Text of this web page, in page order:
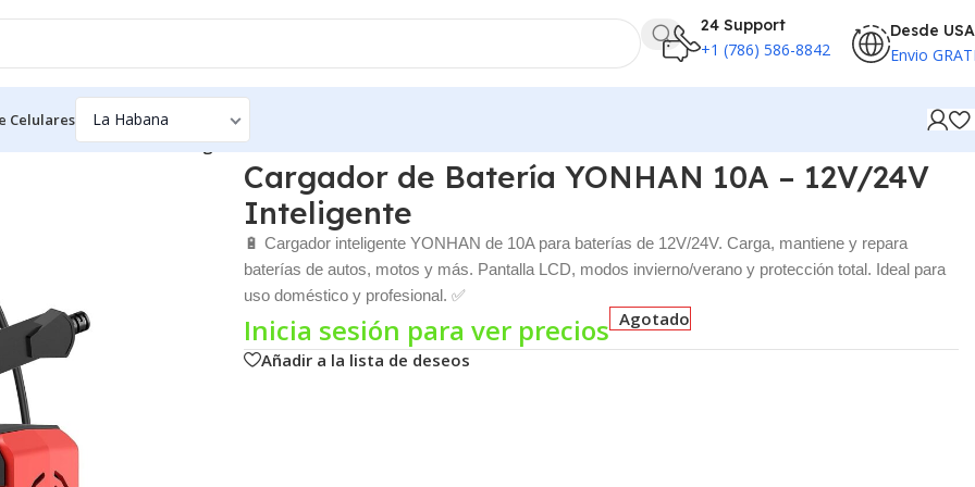
24 Support
+1 (786) 586-8842
Desde USA
Envio
Celulares
10A – 12V/24V Inteligente
Cargador de Batería YONHAN 10A – 12V/24V
Inteligente
🔋 Cargador inteligente YONHAN de 10A para baterías de 12V/24V. Carga, mantiene y repara
baterías de autos, motos y más. Pantalla LCD, modos invierno/verano y protección total. Ideal para
uso doméstico y profesional. ✅
Inicia sesión para ver precios Agotado
Añadir a la lista de deseos